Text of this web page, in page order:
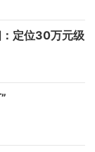
定位30万元级